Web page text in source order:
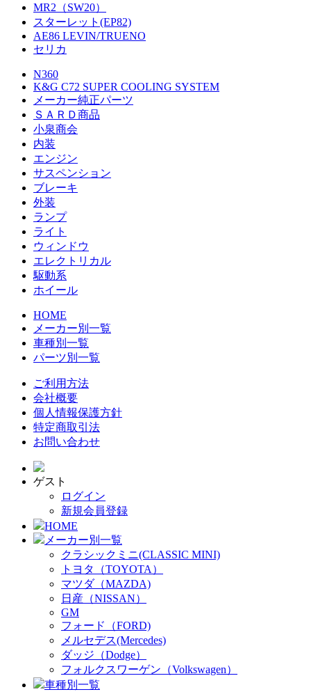
MR2（SW20）
スターレット(EP82)
AE86 LEVIN/TRUENO
セリカ
N360
K&G C72 SUPER COOLING SYSTEM
メーカー純正パーツ
ＳＡＲＤ商品
小泉商会
内装
エンジン
サスペンション
ブレーキ
外装
ランプ
ライト
ウィンドウ
エレクトリカル
駆動系
ホイール
HOME
メーカー別一覧
車種別一覧
パーツ別一覧
ご利用方法
会社概要
個人情報保護方針
特定商取引法
お問い合わせ
ゲスト
ログイン
新規会員登録
HOME
メーカー別一覧
クラシックミニ(CLASSIC MINI)
トヨタ（TOYOTA）
マツダ（MAZDA)
日産（NISSAN）
GM
フォード（FORD)
メルセデス(Mercedes)
ダッジ（Dodge）
フォルクスワーゲン（Volkswagen）
車種別一覧